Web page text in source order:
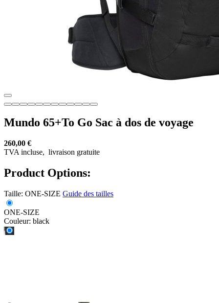
Mundo 65+To Go Sac à dos de voyage
260,00 €
TVA incluse, livraison gratuite
Product Options:
Taille: ONE-SIZE Guide des tailles
ONE-SIZE
Couleur: black